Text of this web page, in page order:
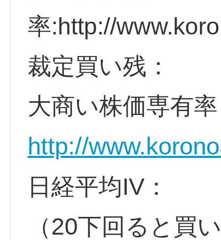
率:http://
裁定買い残：
大商い株価専有
http://
日経平均IV：
（20下回ると買